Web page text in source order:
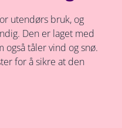
utendørs bruk, og
Den er laget med
også tåler vind og snø.
for å sikre at den